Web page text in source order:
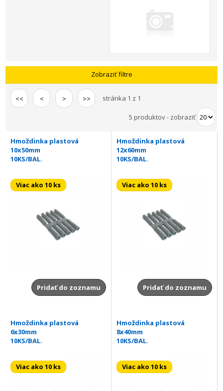
Zobraziť filtre
<< < > >> stránka 1 z 1
5 produktov- zobraziť
Hmoždinka plastová
10x50mm
10KS/BAL.
Viac ako 10 ks
Pridať do zoznamu
Hmoždinka plastová
12x60mm
10KS/BAL.
Viac ako 10 ks
Pridať do zoznamu
Hmoždinka plastová
6x30mm
10KS/BAL.
Viac ako 10 ks
Hmoždinka plastová
8x40mm
10KS/BAL.
Viac ako 10 ks